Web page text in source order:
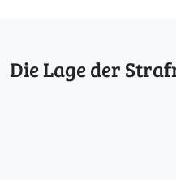
Die Lage der